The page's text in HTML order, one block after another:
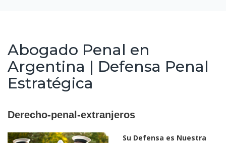
Blog
Comunidad LGBT
Contacto
Abogado Penal en
Argentina | Defensa Penal
Estratégica
Derecho-penal-extranjeros
Su Defensa es Nuestra